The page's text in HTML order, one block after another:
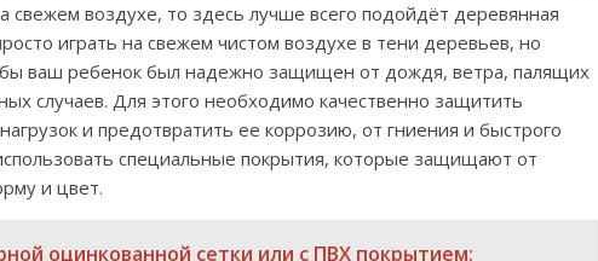
свежем воздухе, то здесь лучше всего подойдёт деревянная
играть на свежем чистом воздухе в тени деревьев, но
ваш ребенок был надежно защищен от дождя, ветра, палящих
случаев. Для этого необходимо качественно защитить
и предотвратить ее коррозию, от гниения и быстрого
специальные покрытия, которые защищают от
и цвет.
оцинкованной сетки или с ПВХ покрытием: